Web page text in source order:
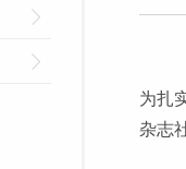
为扎
杂志